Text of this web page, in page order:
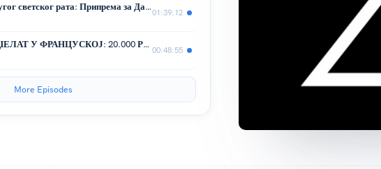
Највећа обмана Другог светског рата: Припрема за Дан Д - Операција Фортитид.
01:39:12
НАЈСУРОВНИЈИ ЏЕЛАТ У ФРАНЦУСКОЈ: 20.000 Робеспјерових жртава
00:48:55
More Episodes